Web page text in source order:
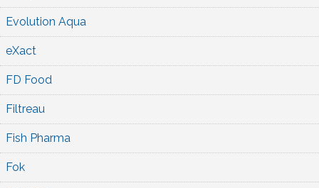
Evolution Aqua
eXact
FD Food
Filtreau
Fish Pharma
Fok